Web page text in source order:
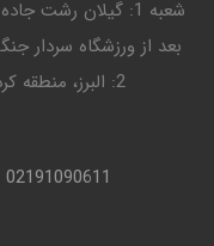
شعبه 1: گیلان رشت
بعد از ورزشگاه سردار
2: البرز، منطقه کردان، سهیلیه، خ ولیعصر، سنقرآباد
02191090611 09120259611-09113329611